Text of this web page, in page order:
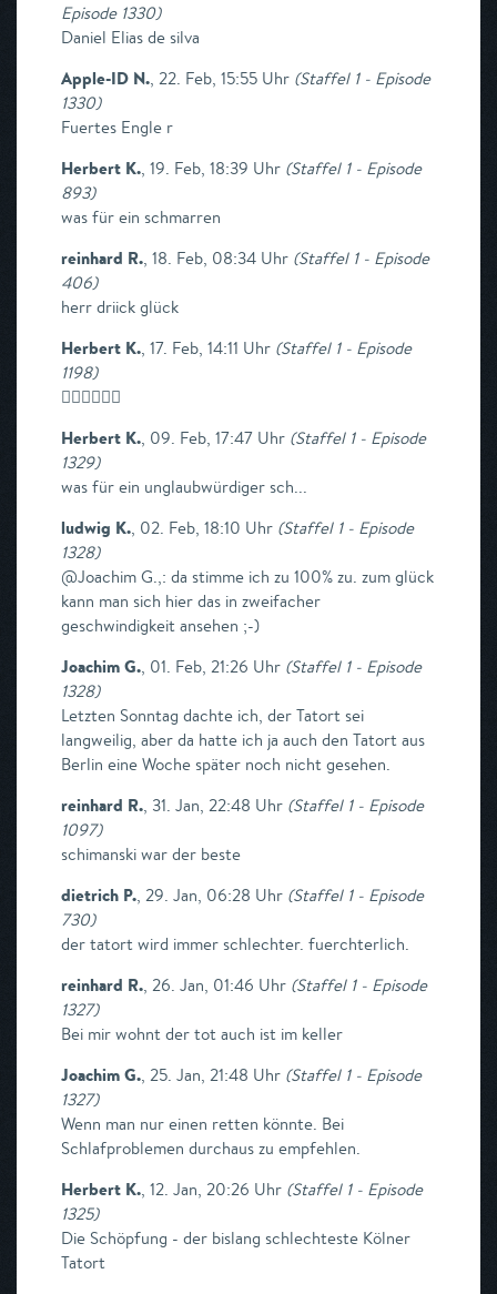
Episode 1330)
Daniel Elias de silva
Apple-ID N., 22. Feb, 15:55 Uhr (Staffel 1 - Episode
1330)
Fuertes Engle r
Herbert K., 19. Feb, 18:39 Uhr (Staffel 1 - Episode
893)
was für ein schmarren
reinhard R., 18. Feb, 08:34 Uhr (Staffel 1 - Episode
406)
herr driick glück
Herbert K., 17. Feb, 14:11 Uhr (Staffel 1 - Episode
1198)
👎🏼👎🏼👎🏼
Herbert K., 09. Feb, 17:47 Uhr (Staffel 1 - Episode
1329)
was für ein unglaubwürdiger sch...
ludwig K., 02. Feb, 18:10 Uhr (Staffel 1 - Episode
1328)
@Joachim G.,: da stimme ich zu 100% zu. zum glück
kann man sich hier das in zweifacher
geschwindigkeit ansehen ;-)
Joachim G., 01. Feb, 21:26 Uhr (Staffel 1 - Episode
1328)
Letzten Sonntag dachte ich, der Tatort sei
langweilig, aber da hatte ich ja auch den Tatort aus
Berlin eine Woche später noch nicht gesehen.
reinhard R., 31. Jan, 22:48 Uhr (Staffel 1 - Episode
1097)
schimanski war der beste
dietrich P., 29. Jan, 06:28 Uhr (Staffel 1 - Episode
730)
der tatort wird immer schlechter. fuerchterlich.
reinhard R., 26. Jan, 01:46 Uhr (Staffel 1 - Episode
1327)
Bei mir wohnt der tot auch ist im keller
Joachim G., 25. Jan, 21:48 Uhr (Staffel 1 - Episode
1327)
Wenn man nur einen retten könnte. Bei
Schlafproblemen durchaus zu empfehlen.
Herbert K., 12. Jan, 20:26 Uhr (Staffel 1 - Episode
1325)
Die Schöpfung - der bislang schlechteste Kölner
Tatort